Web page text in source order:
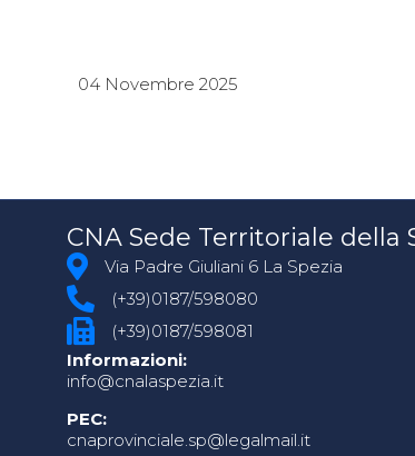
04 Novembre 2025
CNA Sede Territoriale della
Via Padre Giuliani 6 La Spezia
(+39)0187/598080
(+39)0187/598081
Informazioni:
info@cnalaspezia.it
PEC:
cnaprovinciale.sp@legalmail.it